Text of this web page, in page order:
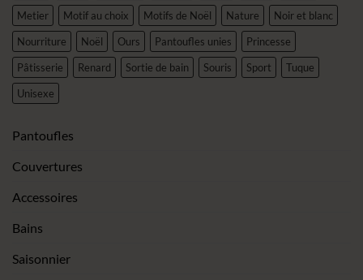
Metier
Motif au choix Motifs de Noël Nature
Noir et blanc
Nourriture
Noël Ours Pantoufles unies
Princesse
Pâtisserie
Renard Sortie de bain Souris Sport
Tuque
Unisexe
Pantoufles
Couvertures
Accessoires
Bains
Saisonnier